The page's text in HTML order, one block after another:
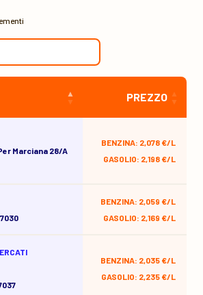
PREZZO
Marciana 28/a
BENZINA: 2,078 €/L
GASOLIO: 2,198 €/L
BENZINA: 2,059 €/L
GASOLIO: 2,169 €/L
BENZINA: 2,035 €/L
GASOLIO: 2,235 €/L